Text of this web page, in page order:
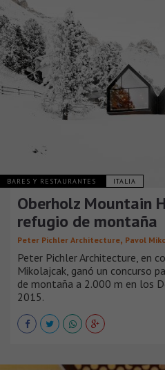
BARES Y RESTAURANTES ITALIA
Oberholz Mountain
refugio de montaña
Peter Pichler Architecture, Pavol
Peter Pichler Architecture, en
Mikolajcak, ganó un concurso
de montaña a 2.000 m en los
2015.